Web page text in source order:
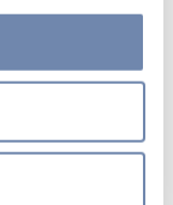
goed
dat het voor
worden dan
nederig
en open